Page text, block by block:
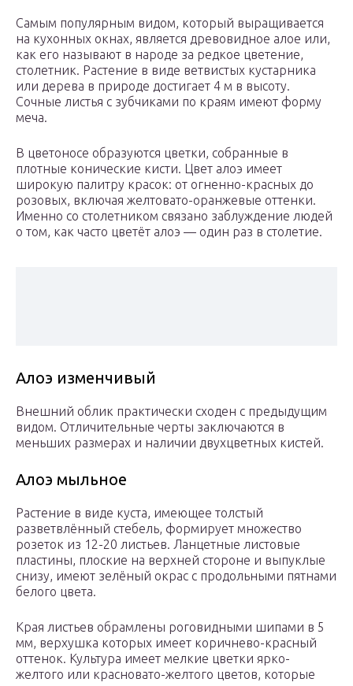
Самым популярным видом, который выращивается
на кухонных окнах, является древовидное алое или,
как его называют в народе за редкое цветение,
столетник. Растение в виде ветвистых кустарника
или дерева в природе достигает 4 м в высоту.
Сочные листья с зубчиками по краям имеют форму
меча.
В цветоносе образуются цветки, собранные в
плотные конические кисти. Цвет алоэ имеет
широкую палитру красок: от огненно-красных до
розовых, включая желтовато-оранжевые оттенки.
Именно со столетником связано заблуждение людей
о том, как часто цветёт алоэ — один раз в столетие.
Алоэ изменчивый
Внешний облик практически сходен с предыдущим
видом. Отличительные черты заключаются в
меньших размерах и наличии двухцветных кистей.
Алоэ мыльное
Растение в виде куста, имеющее толстый
разветвлённый стебель, формирует множество
розеток из 12-20 листьев. Ланцетные листовые
пластины, плоские на верхней стороне и выпуклые
снизу, имеют зелёный окрас с продольными пятнами
белого цвета.
Края листьев обрамлены роговидными шипами в 5
мм, верхушка которых имеет коричнево-красный
оттенок. Культура имеет мелкие цветки ярко-
желтого или красновато-желтого цветов, которые